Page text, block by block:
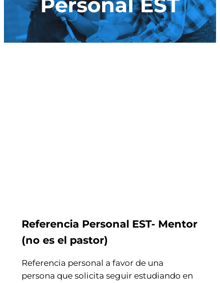
Referencia Personal EST- Mentor
(no es el pastor)
Referencia personal a favor de una
persona que solicita seguir estudiando en